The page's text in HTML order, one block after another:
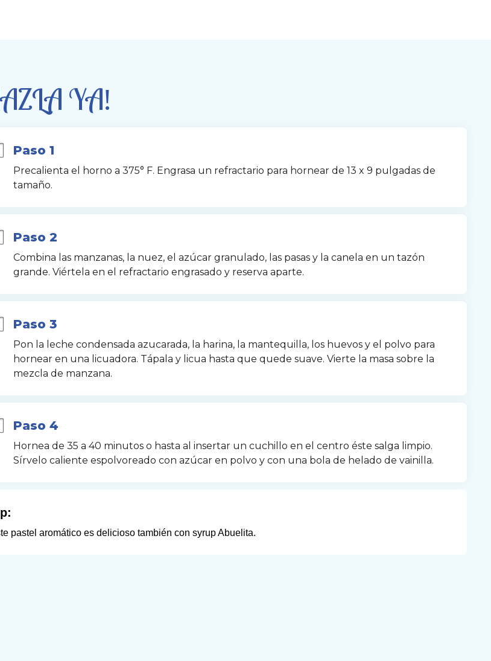
YA!
Paso 1
Precalienta el horno a 375° F. Engrasa un refractario para hornear de 13 x 9 pulgadas de
tamaño.
Paso 2
Combina las manzanas, la nuez, el azúcar granulado, las pasas y la canela en un tazón
grande. Viértela en el refractario engrasado y reserva aparte.
Paso 3
Pon la leche condensada azucarada, la harina, la mantequilla, los huevos y el polvo para
hornear en una licuadora. Tápala y licua hasta que quede suave. Vierte la masa sobre la
mezcla de manzana.
Paso 4
Hornea de 35 a 40 minutos o hasta al insertar un cuchillo en el centro éste salga limpio.
Sírvelo caliente espolvoreado con azúcar en polvo y con una bola de helado de vainilla.
pastel aromático es delicioso también con syrup Abuelita.